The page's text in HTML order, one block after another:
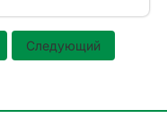
Следующий